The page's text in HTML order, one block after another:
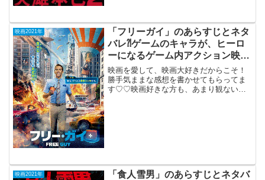
映画2021年
「フリーガイ」のあらすじとネタ
バレ⁈ゲームのキャラが、ヒーロ
ーになるゲーム内アクション映
画。
映画を愛して、映画大好きだからこそ！
勝手気ままな感想を書かせてもらってま
す♡♡映画好きな方も、あまり観ない方
映画2021年
「食人雪男」のあらすじとネタバ